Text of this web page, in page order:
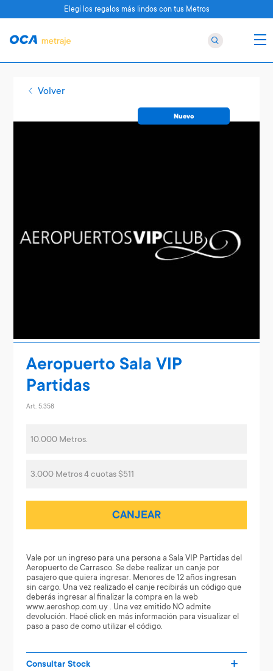
Volver
Nuevo
Aeropuerto Sala VIP
Partidas
Art. 5.358
10.000 Metros.
3.000 Metros 4 cuotas $511
CANJEAR
Vale por un ingreso para una persona a Sala VIP Partidas del
Aeropuerto de Carrasco. Se debe realizar un canje por
pasajero que quiera ingresar. Menores de 12 años ingresan
sin cargo. Una vez realizado el canje recibirás un código que
deberás ingresar al finalizar la compra en la web
www.aeroshop.com.uy . Una vez emitido NO admite
devolución. Hacé click en más información para visualizar el
paso a paso de como utilizar el código.
Consultar Stock
Elegí los regalos más lindos con tus Metros